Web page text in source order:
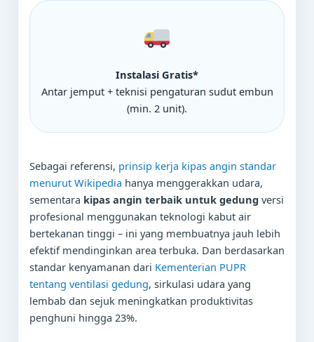
Instalasi Gratis*
Antar jemput + teknisi pengaturan sudut embun
(min. 2 unit).
Sebagai referensi, prinsip kerja kipas angin standar
menurut Wikipedia hanya menggerakkan udara,
sementara kipas angin terbaik untuk gedung versi
profesional menggunakan teknologi kabut air
bertekanan tinggi – ini yang membuatnya jauh lebih
efektif mendinginkan area terbuka. Dan berdasarkan
standar kenyamanan dari Kementerian PUPR
tentang ventilasi gedung, sirkulasi udara yang
lembab dan sejuk meningkatkan produktivitas
penghuni hingga 23%.